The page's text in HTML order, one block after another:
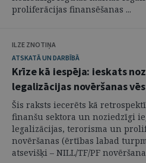
proliferācijas finansēšanas ...
ILZE ZNOTIŅA
ATSKATĀ UN DARBĪBĀ
Krīze kā iespēja: ieskats
legalizācijas novēršanas
Šis raksts iecerēts kā
finanšu sektora un noziedzīgi
legalizācijas, terorisma un
novēršanas (ērtības labad
atsevišķi – NILL/TF/PF